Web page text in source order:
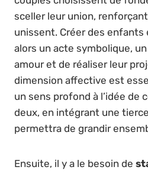
sceller leur union,
unissent. Créer des
alors un acte symbolique,
amour et de réaliser leur
dimension affective est
un sens profond à l’idée de
deux, en intégrant une
permettra de grandir
Ensuite, il y a le besoin de